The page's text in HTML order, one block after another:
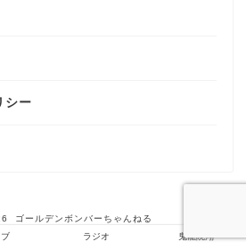
シー
ゴールデンボンバーちゃんねる
ラジオ 鬼龍院翔